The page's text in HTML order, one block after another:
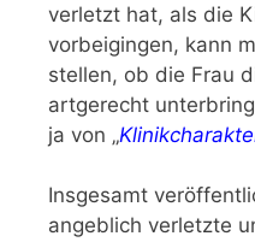
verletzt hat, als die
vorbeigingen, kann
stellen, ob die Frau
artgerecht
ja von „
Insgesamt
angeblich verletzte